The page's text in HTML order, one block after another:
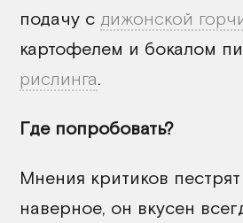
подачу с дижонской
картофелем и бокалом
рислинга.
Где попробовать?
Мнения критиков
наверное, он вкусен